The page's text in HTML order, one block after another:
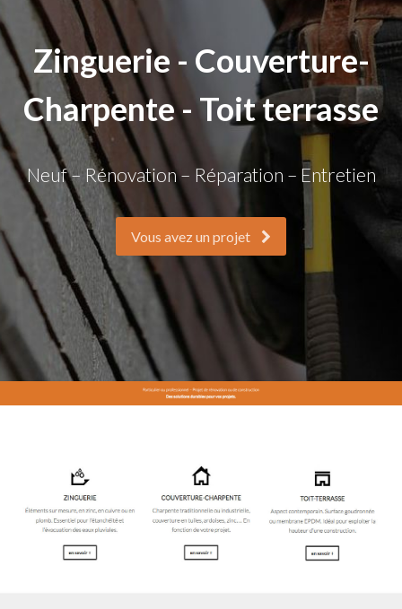
Zinguerie - Couverture-
Charpente - Toit terrasse
Neuf – Rénovation – Réparation – Entretien
Vous avez un projet